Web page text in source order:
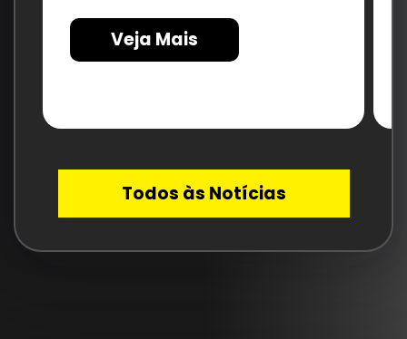
Veja Mais
Todos às Notícias